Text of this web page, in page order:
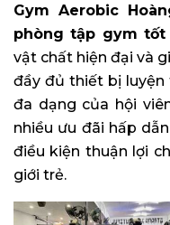
Gym Aerobic
phòng tập gym tốt
vật chất hiện đại và
đầy đủ thiết bị luyện
đa dạng của hội
nhiều ưu đãi hấp
điều kiện thuận lợi
giới trẻ.